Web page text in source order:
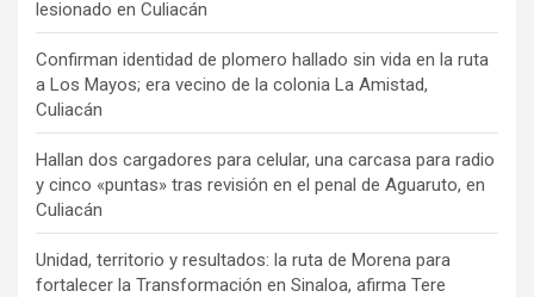
lesionado en Culiacán
Confirman identidad de plomero hallado sin vida en la ruta
a Los Mayos; era vecino de la colonia La Amistad,
Culiacán
Hallan dos cargadores para celular, una carcasa para radio
y cinco «puntas» tras revisión en el penal de Aguaruto, en
Culiacán
Unidad, territorio y resultados: la ruta de Morena para
fortalecer la Transformación en Sinaloa, afirma Tere